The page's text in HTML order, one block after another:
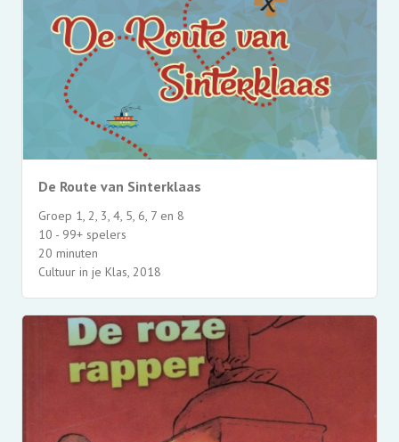
De Route van Sinterklaas
Groep 1, 2, 3, 4, 5, 6, 7 en 8
10 - 99+ spelers
20 minuten
Cultuur in je Klas, 2018